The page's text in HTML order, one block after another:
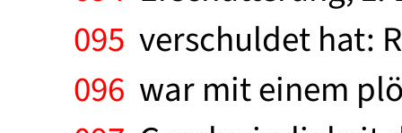
095 verschuldet hat:
096 war mit einem